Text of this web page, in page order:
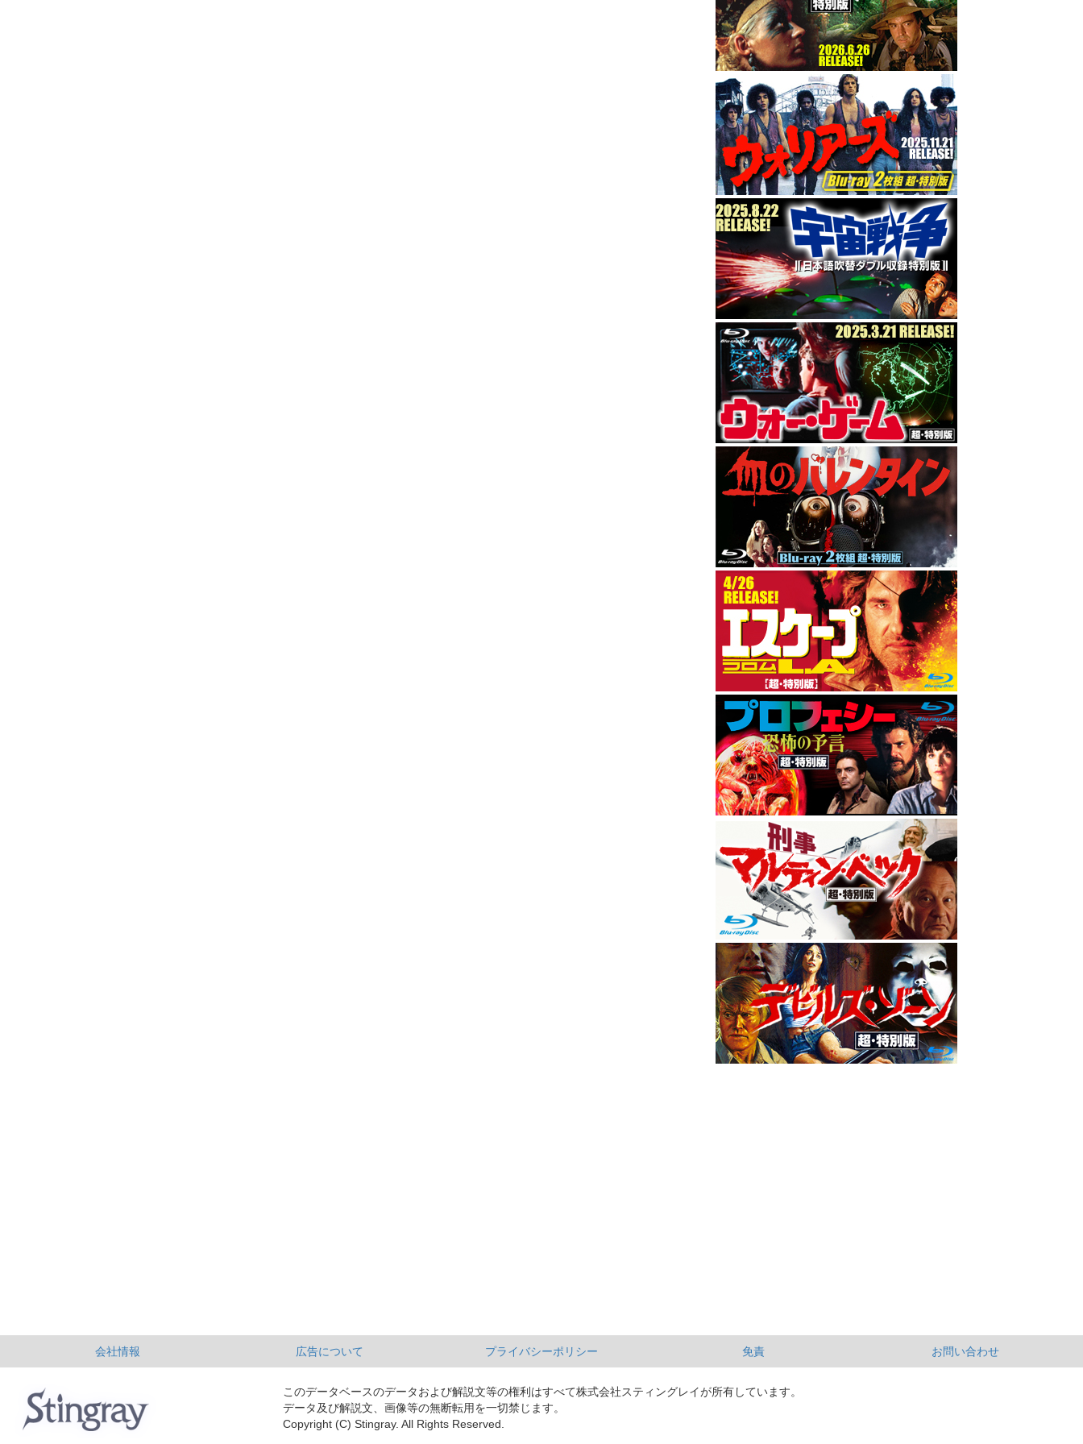
会社情報 広告について プライバシーポリシー 免責 お問い合わせ
このデータベースのデータおよび解説文等の権利はすべて株式会社スティングレイが所有しています。
データ及び解説文、画像等の無断転用を一切禁じます。
Copyright (C) Stingray. All Rights Reserved.